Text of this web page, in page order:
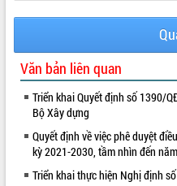
Văn bản liên quan
Triển khai Quyết định số 1390/
Bộ Xây dựng
Quyết định về việc phê duyệt
kỳ 2021-2030, tầm nhìn đến
Triển khai thực hiện Nghị định